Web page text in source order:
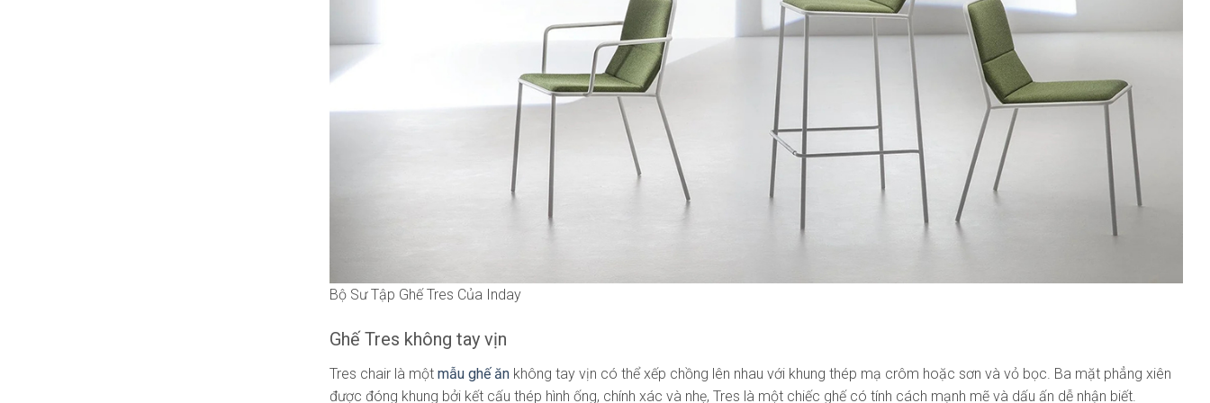
Bộ Sư Tập Ghế Tres Của Inday
Ghế Tres không tay vịn
Tres chair là một mẫu ghế ăn không tay vịn có thể xếp chồng lên nhau với khung thép mạ crôm hoặc sơn và vỏ bọc. Ba mặt phẳng xiên
được đóng khung bởi kết cấu thép hình ống, chính xác và nhẹ, Tres là một chiếc ghế có tính cách mạnh mẽ và dấu ấn dễ nhận biết.